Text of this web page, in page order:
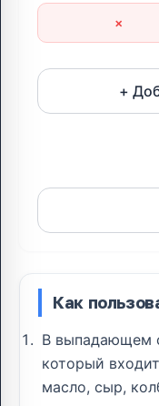
×
+
Как
В выпадающем
который
масло, сыр,